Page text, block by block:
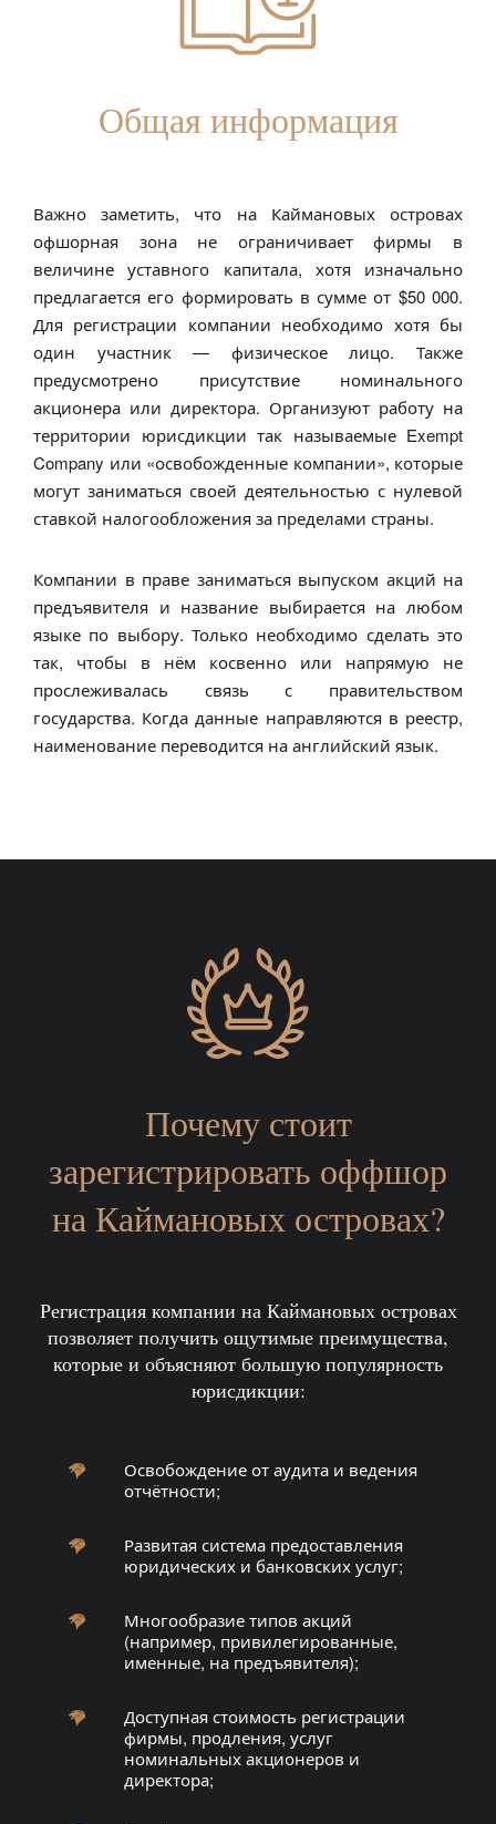
Общая информация
Важно заметить, что на Каймановых островах
офшорная зона не ограничивает фирмы в
величине уставного капитала, хотя изначально
предлагается его формировать в сумме от $50 000.
Для регистрации компании необходимо хотя бы
один участник — физическое лицо. Также
предусмотрено присутствие номинального
акционера или директора. Организуют работу на
территории юрисдикции так называемые Exempt
Company или «освобожденные компании», которые
могут заниматься своей деятельностью с нулевой
ставкой налогообложения за пределами страны.
Компании в праве заниматься выпуском акций на
предъявителя и название выбирается на любом
языке по выбору. Только необходимо сделать это
так, чтобы в нём косвенно или напрямую не
прослеживалась связь с правительством
государства. Когда данные направляются в реестр,
наименование переводится на английский язык.
Почему стоит
зарегистрировать оффшор
на Каймановых островах?
Регистрация компании на Каймановых островах
позволяет получить ощутимые преимущества,
которые и объясняют большую популярность
юрисдикции:
Освобождение от аудита и ведения
отчётности;
Развитая система предоставления
юридических и банковских услуг;
Многообразие типов акций
(например, привилегированные,
именные, на предъявителя);
Доступная стоимость регистрации
фирмы, продления, услуг
номинальных акционеров и
директора;